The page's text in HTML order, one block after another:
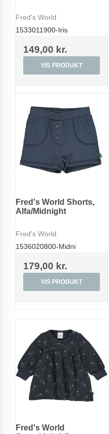
Fred's World
1533011900-Iris
149,00 kr.
VIS PRODUKT
Fred's World Shorts,
Alfa/Midnight
Fred's World
1536020800-Midni
179,00 kr.
VIS PRODUKT
Fred's World